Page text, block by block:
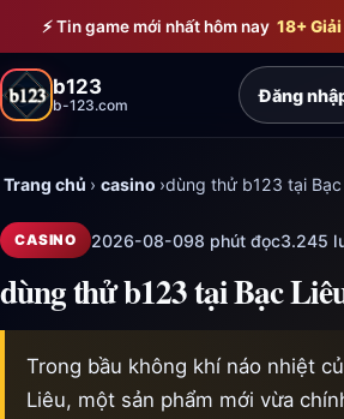
Bỏ qua đến nội dung chính
⚡ Tin game mới nhất hôm nay 18+
b123
b-123.com Đăng
Trang chủ › casino ›dùng thử b123 tại
CASINO 2026-08-098 phút đọc3.245
dùng thử b123 tại Bạc
Trong bầu không khí náo nhiệt
Liêu, một sản phẩm mới vừa